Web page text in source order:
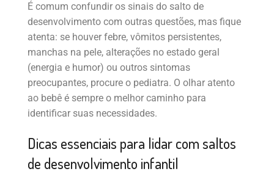
É comum confundir os sinais do salto de
desenvolvimento com outras questões, mas fique
atenta: se houver febre, vômitos persistentes,
manchas na pele, alterações no estado geral
(energia e humor) ou outros sintomas
preocupantes, procure o pediatra. O olhar atento
ao bebê é sempre o melhor caminho para
identificar suas necessidades.
Dicas essenciais para lidar com saltos
de desenvolvimento infantil